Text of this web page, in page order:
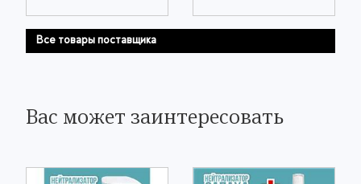
Все товары поставщика
Вас может заинтересовать